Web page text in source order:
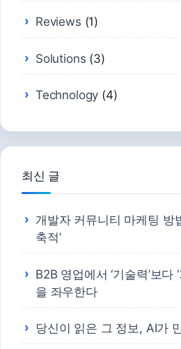
Reviews (1)
Solutions (3)
Technology (4)
최신 글
개발자 커뮤니티 마케팅 방
축적’
B2B 영업에서 ‘기술력’보다
을 좌우한다
당신이 읽은 그 정보, AI가